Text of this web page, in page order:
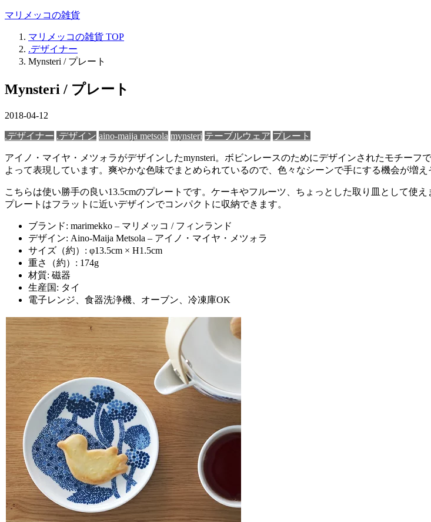
マリメッコの雑貨
マリメッコの雑貨 TOP
.デザイナー
Mynsteri / プレート
Mynsteri / プレート
2018-04-12
.デザイナー .デザイン aino-maija metsola mynsteri テーブルウェア プレート
アイノ・マイヤ・メツォラがデザインしたmynsteri。ボビンレースのためにデザインされたモチー
よって表現しています。爽やかな色味でまとめられているので、色々なシーンで手にする機会が増え
こちらは使い勝手の良い13.5cmのプレートです。ケーキやフルーツ、ちょっとした取り皿として使
プレートはフラットに近いデザインでコンパクトに収納できます。
ブランド: marimekko – マリメッコ / フィンランド
デザイン: Aino-Maija Metsola – アイノ・マイヤ・メツォラ
サイズ（約）: φ13.5cm × H1.5cm
重さ（約）: 174g
材質: 磁器
生産国: タイ
電子レンジ、食器洗浄機、オーブン、冷凍庫OK